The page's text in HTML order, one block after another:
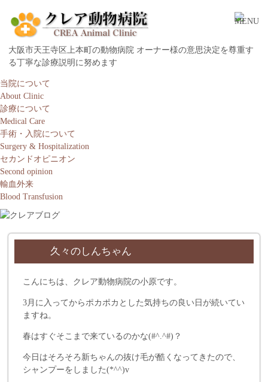
大阪市天王寺区上本町の動物病院 オーナー様の意思決定を尊重す
る丁寧な診療説明に努めます
当院について
About Clinic
診療について
Medical Care
手術・入院について
Surgery & Hospitalization
セカンドオピニオン
Second opinion
輸血外来
Blood Transfusion
久々のしんちゃん
こんにちは、クレア動物病院の小原です。
3月に入ってからポカポカとした気持ちの良い日が続いてい
ますね。
春はすぐそこまで来ているのかな(#^.^#)？
今日はそろそろ新ちゃんの抜け毛が酷くなってきたので、
シャンプーをしました(*^^)v